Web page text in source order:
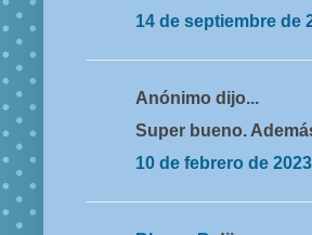
14 de septiembre de
Anónimo dijo...
Super bueno.
10 de febrero de